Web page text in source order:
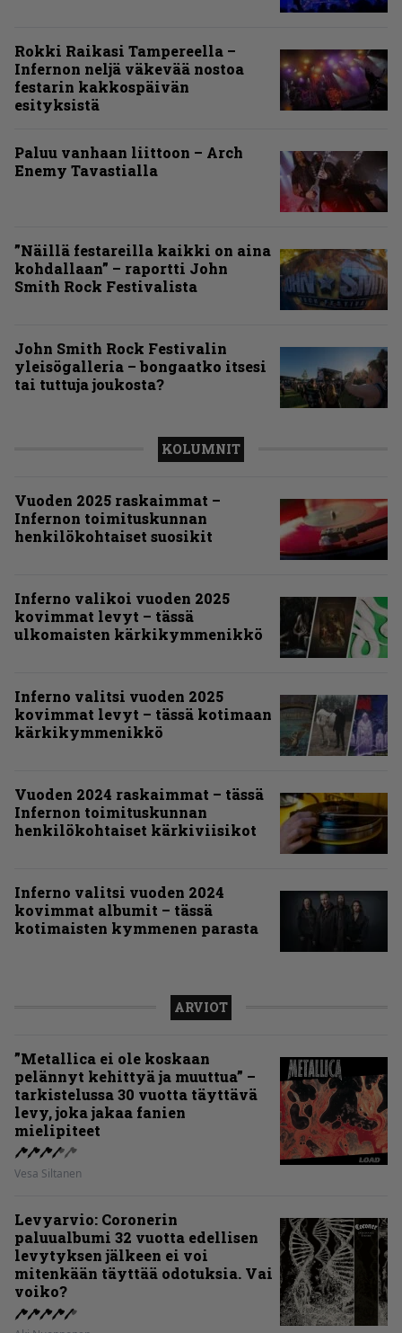
Rokki Raikasi Tampereella –
Infernon neljä väkevää nostoa
festarin kakkospäivän
esityksistä
Paluu vanhaan liittoon – Arch
Enemy Tavastialla
”Näillä festareilla kaikki on aina
kohdallaan” – raportti John
Smith Rock Festivalista
John Smith Rock Festivalin
yleisögalleria – bongaatko itsesi
tai tuttuja joukosta?
KOLUMNIT
Vuoden 2025 raskaimmat –
Infernon toimituskunnan
henkilökohtaiset suosikit
Inferno valikoi vuoden 2025
kovimmat levyt – tässä
ulkomaisten kärkikymmenikkö
Inferno valitsi vuoden 2025
kovimmat levyt – tässä kotimaan
kärkikymmenikkö
Vuoden 2024 raskaimmat – tässä
Infernon toimituskunnan
henkilökohtaiset kärkiviisikot
Inferno valitsi vuoden 2024
kovimmat albumit – tässä
kotimaisten kymmenen parasta
ARVIOT
”Metallica ei ole koskaan
pelännyt kehittyä ja muuttua” –
tarkistelussa 30 vuotta täyttävä
levy, joka jakaa fanien
mielipiteet
Vesa Siltanen
Levyarvio: Coronerin
paluualbumi 32 vuotta edellisen
levytyksen jälkeen ei voi
mitenkään täyttää odotuksia. Vai
voiko?